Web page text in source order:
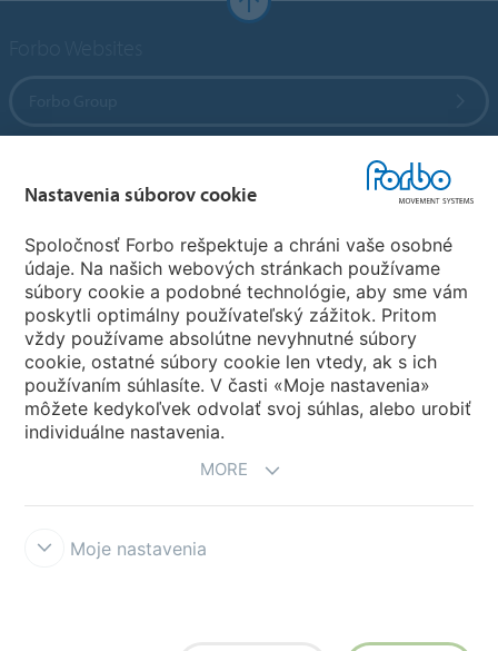
Vyber krajinu
Vyber tvoju krajinu
Nastavenia súborov cookie
Spoločnosť Forbo rešpektuje a chráni vaše osobné
údaje. Na našich webových stránkach používame
súbory cookie a podobné technológie, aby sme vám
poskytli optimálny používateľský zážitok. Pritom
vždy používame absolútne nevyhnutné súbory
cookie, ostatné súbory cookie len vtedy, ak s ich
používaním súhlasíte. V časti «Moje nastavenia»
môžete kedykoľvek odvolať svoj súhlas, alebo urobiť
individuálne nastavenia.
MORE
Moje nastavenia